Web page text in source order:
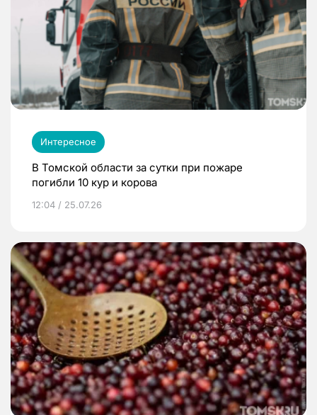
Интересное
В Томской области за сутки при пожаре
погибли 10 кур и корова
12:04 / 25.07.26